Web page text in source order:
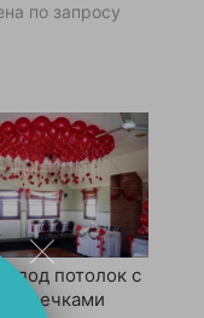
по запросу
под потолок с